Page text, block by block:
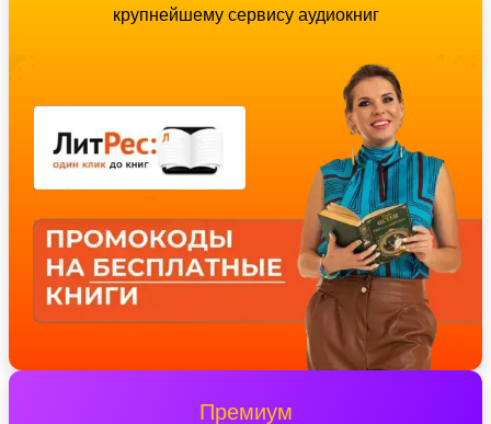
крупнейшему сервису аудиокниг
Премиум